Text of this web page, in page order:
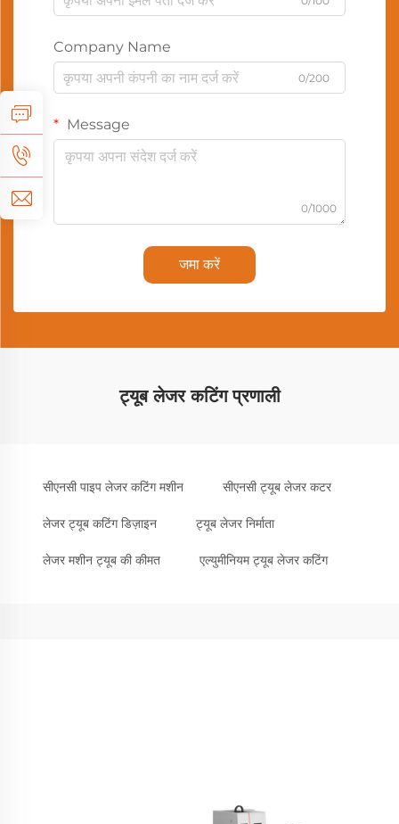
Company Name
0/200
Message
0/1000
जमा करें
ट्यूब लेजर कटिंग प्रणाली
सीएनसी पाइप लेजर कटिंग मशीन सीएनसी ट्यूब लेजर कटर
लेजर ट्यूब कटिंग डिज़ाइन ट्यूब लेजर निर्माता
लेजर मशीन ट्यूब की कीमत एल्युमीनियम ट्यूब लेजर कटिंग